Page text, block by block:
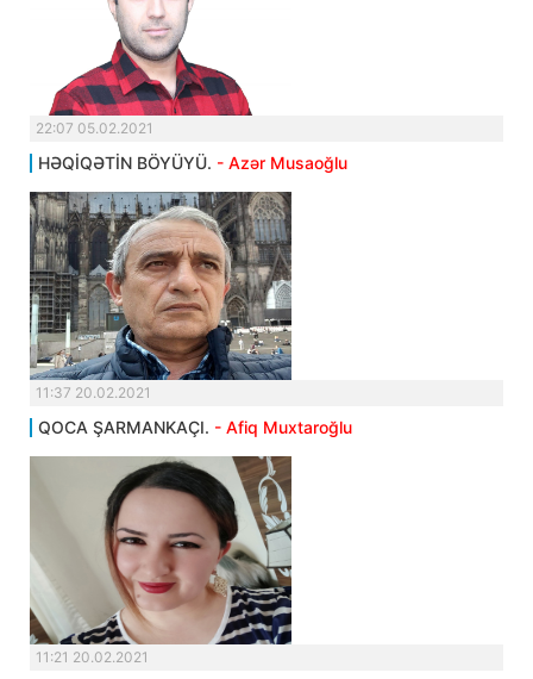
22:07 05.02.2021
HƏQİQƏTİN BÖYÜYÜ. - Azər Musaoğlu
11:37 20.02.2021
QOCA ŞARMANKAÇI. - Afiq Muxtaroğlu
11:21 20.02.2021